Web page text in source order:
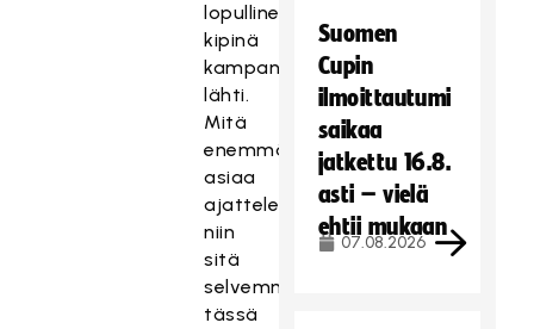
lopullinen
kipinä
kampanjaan
lähti.
Mitä
enemmän
asiaa
ajattelee,
niin
sitä
selvemmin
tässä
Suomen
Cupin
ilmoittautumi
saikaa
jatkettu 16.8.
asti – vielä
ehtii mukaan
07.08.2026